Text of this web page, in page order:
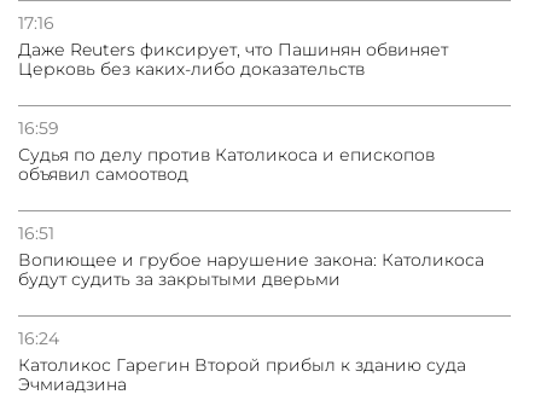
17:16
Даже Reuters фиксирует, что Пашинян обвиняет
Церковь без каких-либо доказательств
16:59
Судья по делу против Католикоса и епископов
объявил самоотвод
16:51
Вопиющее и грубое нарушение закона: Католикоса
будут судить за закрытыми дверьми
16:24
Католикос Гарегин Второй прибыл к зданию суда
Эчмиадзина
31.07.2026
погрануправления СНБ Армении в Тбилиси